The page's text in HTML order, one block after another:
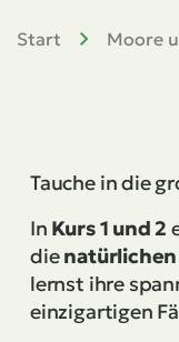
Start Moore
Tauche in die
In Kurs 1 und 2
die
lernst ihre
einzigartigen